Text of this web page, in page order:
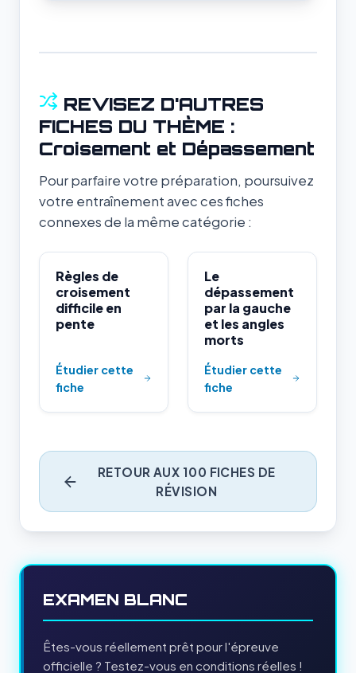
REVISEZ D'AUTRES
FICHES DU THÈME :
Croisement et Dépassement
Pour parfaire votre préparation, poursuivez
votre entraînement avec ces fiches
connexes de la même catégorie :
Règles de
croisement
difficile en
pente
Étudier cette
fiche
Le
dépassement
par la gauche
et les angles
morts
Étudier cette
fiche
RETOUR AUX 100 FICHES DE
RÉVISION
EXAMEN BLANC
Êtes-vous réellement prêt pour l'épreuve
officielle ? Testez-vous en conditions réelles !